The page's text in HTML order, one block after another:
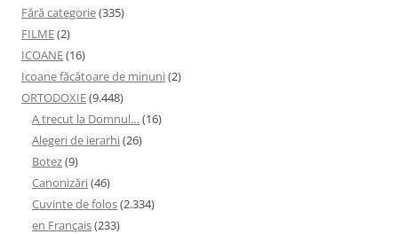
Fără categorie(335)
FILME(2)
ICOANE(16)
Icoane făcătoare de minuni(2)
ORTODOXIE(9.448)
A trecut la Domnul… (16)
Alegeri de ierarhi(26)
Botez(9)
Canonizări(46)
Cuvinte de folos(2.334)
en Français(233)